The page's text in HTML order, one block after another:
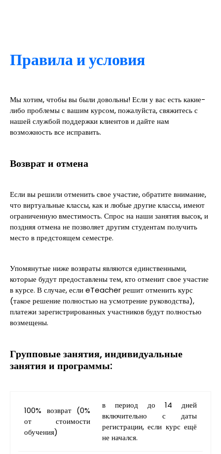
Правила и условия
Мы хотим, чтобы вы были довольны! Если у вас есть какие-
либо проблемы с вашим курсом, пожалуйста, свяжитесь с
нашей службой поддержки клиентов и дайте нам
возможность все исправить.
Возврат и отмена
Если вы решили отменить свое участие, обратите внимание,
что виртуальные классы, как и любые другие классы, имеют
ограниченную вместимость. Спрос на наши занятия высок, и
поздняя отмена не позволяет другим студентам получить
место в предстоящем семестре.
Упомянутые ниже возвраты являются единственными,
которые будут предоставлены тем, кто отменит свое участие
в курсе. В случае, если eTeacher решит отменить курс
(такое решение полностью на усмотрение руководства),
платежи зарегистрированных участников будут полностью
возмещены.
Групповые занятия, индивидуальные
занятия и программы:
100% возврат (0%
от стоимости
обучения)
в период до 14 дней
включительно с даты
регистрации, если курс ещё
не начался.